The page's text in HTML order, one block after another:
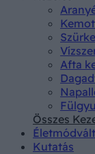
Afta
Összes
Kutatás